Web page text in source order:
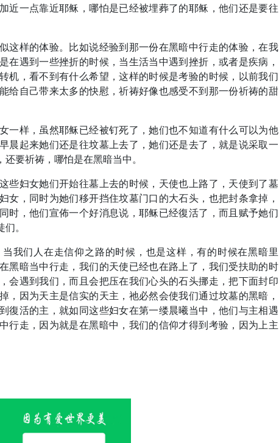
近一点靠近耶稣，哪怕是已经被埋葬了的耶稣，他们还是要往
这样的体验。比如说经验到那一份在黑暗中行走的体验，在我
在遇到一些挫折的时候，当生活当中遇到挫折，或者是疾病，
机，看不到有什么希望，这样的时候是考验的时候，以前我们
给自己带来太多的快慰，祈祷好像也感受不到那一份祈祷的甜
一样，虽然耶稣已经被钉死了，她们也不知道有什么可以为他
晨起来她们还是往坟墓上去了，她们还是去了，就是说采取一
要祈祷，哪怕是在黑暗当中。
些妇女她们开始往墓上去的时候，天使也上路了，天使到了墓
女，同时为她们移开挡住坟墓门口的大石头，也把封条拿掉，
时，他们宣佈一个好消息说，耶稣已经復活了，而且赋予她们
。
我们人在走信仰之路的时候，也是这样，有的时候在黑暗里
黑暗当中行走，我们的天使已经也在路上了，我们受扶助的时
会遇到我们，而且会把压在我们心头的石头挪走，把下面封印
，因为天主是信实的天主，祂必然会使我们通过坟墓的黑暗，
復活的主，就如同这些妇女在第一缕晨曦当中，他们与主相遇
行走，因为就是在黑暗中，我们的信仰才得到考验，因为上主